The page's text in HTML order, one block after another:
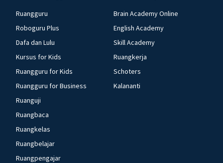
Ruangguru
Roboguru Plus
Dafa dan Lulu
Kursus for Kids
Ruangguru for Kids
Ruangguru for Business
Ruanguji
Ruangbaca
Ruangkelas
Ruangbelajar
Ruangpengajar
Brain Academy Online
English Academy
Skill Academy
Ruangkerja
Schoters
Kalananti